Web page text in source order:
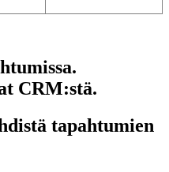
CRM:stä.
tapahtumien